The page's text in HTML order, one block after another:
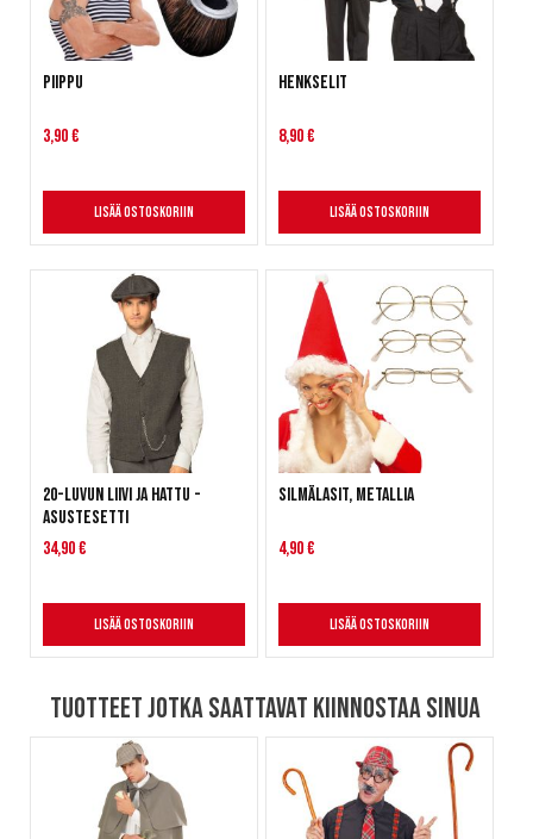
Piippu
3,90 €
Lisää ostoskoriin
Henkselit
8,90 €
Lisää ostoskoriin
20-luvun liivi ja hattu -
asustesetti
34,90 €
Lisää ostoskoriin
Silmälasit, metallia
4,90 €
Lisää ostoskoriin
Tuotteet jotka saattavat kiinnostaa sinua